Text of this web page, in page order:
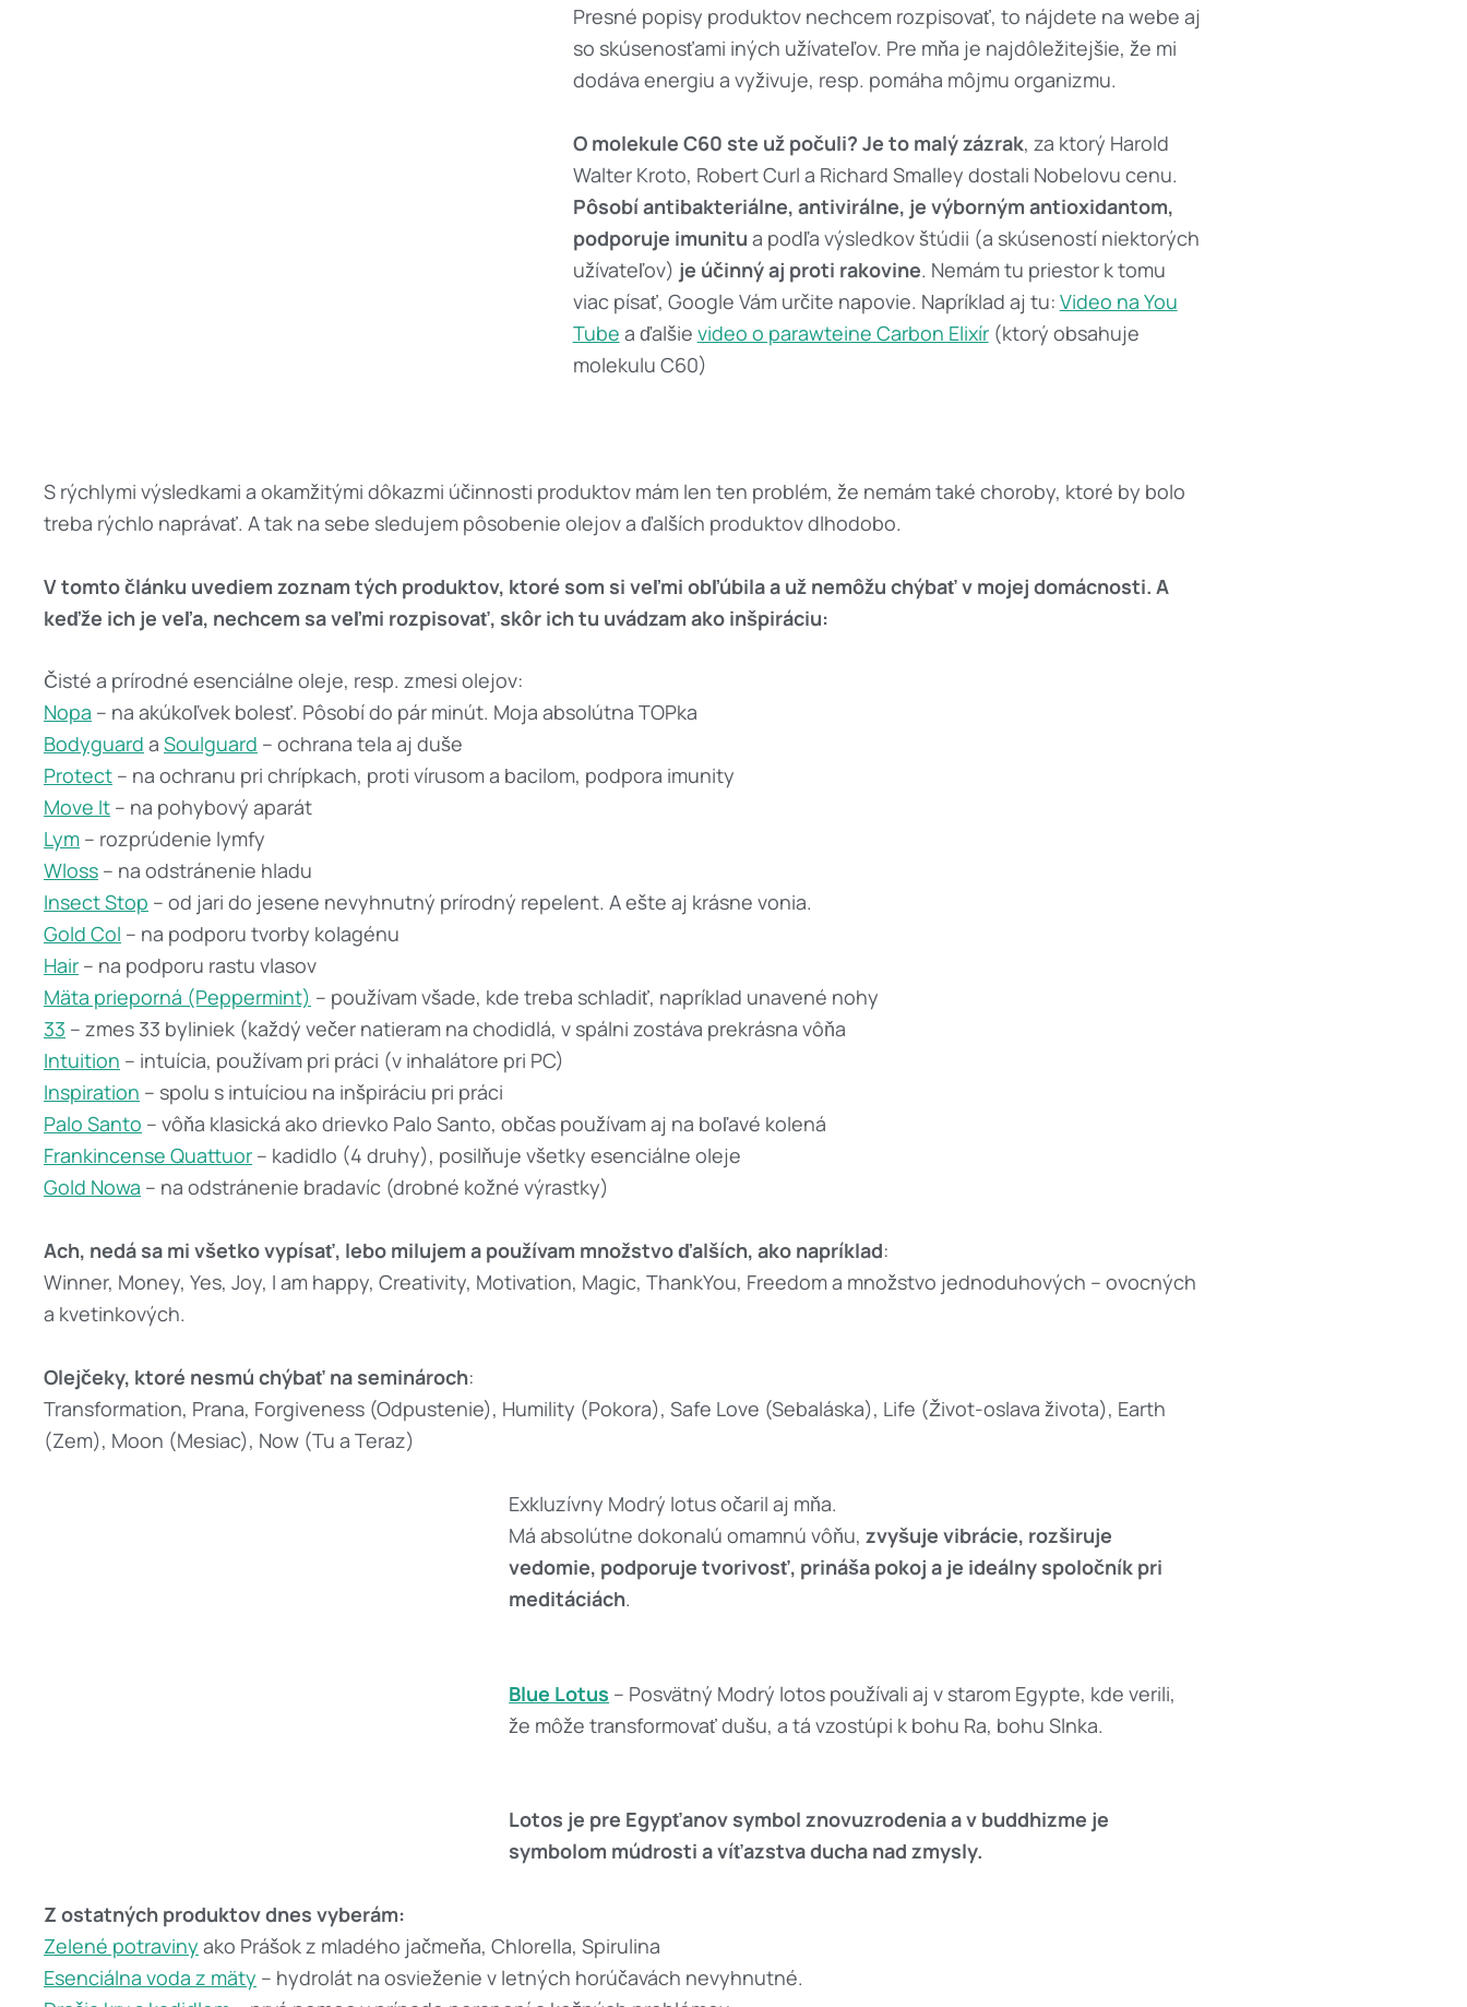
Presné popisy produktov nechcem rozpisovať, to nájdete na webe aj
so skúsenosťami iných užívateľov. Pre mňa je najdôležitejšie, že mi
dodáva energiu a vyživuje, resp. pomáha môjmu organizmu.
O molekule C60 ste už počuli? Je to malý zázrak, za ktorý Harold
Walter Kroto, Robert Curl a Richard Smalley dostali Nobelovu cenu.
Pôsobí antibakteriálne, antivirálne, je výborným antioxidantom,
podporuje imunitu a podľa výsledkov štúdii (a skúseností niektorých
užívateľov) je účinný aj proti rakovine. Nemám tu priestor k tomu
viac písať, Google Vám určite napovie. Napríklad aj tu: Video na You
Tube a ďalšie video o parawteine Carbon Elixír(ktorý obsahuje
molekulu C60)
S rýchlymi výsledkami a okamžitými dôkazmi účinnosti produktov mám len ten problém, že nemám také choroby, ktoré by bolo
treba rýchlo naprávať. A tak na sebe sledujem pôsobenie olejov a ďalších produktov dlhodobo.
V tomto článku uvediem zoznam tých produktov, ktoré som si veľmi obľúbila a už nemôžu chýbať v mojej domácnosti. A
keďže ich je veľa, nechcem sa veľmi rozpisovať, skôr ich tu uvádzam ako inšpiráciu:
Čisté a prírodné esenciálne oleje, resp. zmesi olejov:
Nopa – na akúkoľvek bolesť. Pôsobí do pár minút. Moja absolútna TOPka
Bodyguard a Soulguard – ochrana tela aj duše
Protect – na ochranu pri chrípkach, proti vírusom a bacilom, podpora imunity
Move It – na pohybový aparát
Lym – rozprúdenie lymfy
Wloss – na odstránenie hladu
Insect Stop – od jari do jesene nevyhnutný prírodný repelent. A ešte aj krásne vonia.
Gold Col – na podporu tvorby kolagénu
Hair – na podporu rastu vlasov
Mäta prieporná (Peppermint) – používam všade, kde treba schladiť, napríklad unavené nohy
33 – zmes 33 byliniek (každý večer natieram na chodidlá, v spálni zostáva prekrásna vôňa
Intuition – intuícia, používam pri práci (v inhalátore pri PC)
Inspiration – spolu s intuíciou na inšpiráciu pri práci
Palo Santo – vôňa klasická ako drievko Palo Santo, občas používam aj na boľavé kolená
Frankincense Quattuor – kadidlo (4 druhy), posilňuje všetky esenciálne oleje
Gold Nowa – na odstránenie bradavíc (drobné kožné výrastky)
Ach, nedá sa mi všetko vypísať, lebo milujem a používam množstvo ďalších, ako napríklad:
Winner, Money, Yes, Joy, I am happy, Creativity, Motivation, Magic, ThankYou, Freedom a množstvo jednoduhových – ovocných
a kvetinkových.
Olejčeky, ktoré nesmú chýbať na seminároch:
Transformation, Prana, Forgiveness (Odpustenie), Humility (Pokora), Safe Love (Sebaláska), Life (Život-oslava života), Earth
(Zem), Moon (Mesiac), Now (Tu a Teraz)
Exkluzívny Modrý lotus očaril aj mňa.
Má absolútne dokonalú omamnú vôňu, zvyšuje vibrácie, rozširuje
vedomie, podporuje tvorivosť, prináša pokoj a je ideálny spoločník pri
meditáciách.
Blue Lotus – Posvätný Modrý lotos používali aj v starom Egypte, kde verili,
že môže transformovať dušu, a tá vzostúpi k bohu Ra, bohu Slnka.
Lotos je pre Egypťanov symbol znovuzrodenia a v buddhizme je
symbolom múdrosti a víťazstva ducha nad zmysly.
Z ostatných produktov dnes vyberám:
Zelené potraviny ako Prášok z mladého jačmeňa, Chlorella, Spirulina
Esenciálna voda z mäty – hydrolát na osvieženie v letných horúčavách nevyhnutné.